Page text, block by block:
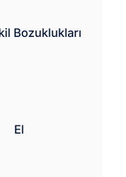
Bozuklukları
El